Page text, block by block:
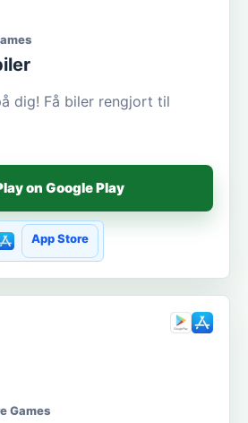
dig! Få biler rengjort til
on Google Play
App Store
Games